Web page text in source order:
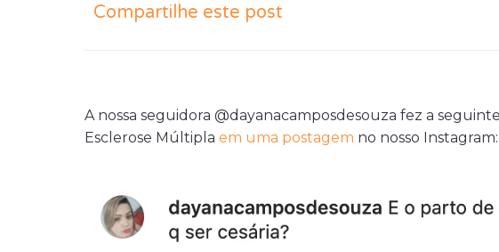
Compartilhe este post
A nossa seguidora @dayanacamposdesouza fez a
Esclerose Múltipla em uma postagem no nosso Instagram: